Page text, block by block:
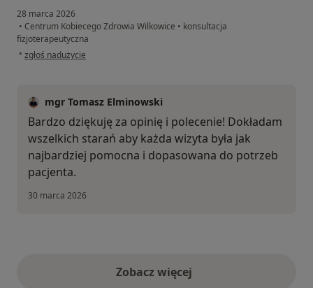
28 marca 2026
• Centrum Kobiecego Zdrowia Wilkowice • konsultacja
fizjoterapeutyczna
• w opinii użytkownika Asia
zgłoś nadużycie
mgr Tomasz Elminowski
Bardzo dziękuję za opinię i polecenie! Dokładam
wszelkich starań aby każda wizyta była jak
najbardziej pomocna i dopasowana do potrzeb
pacjenta.
30 marca 2026
Zobacz więcejopinie powyżej